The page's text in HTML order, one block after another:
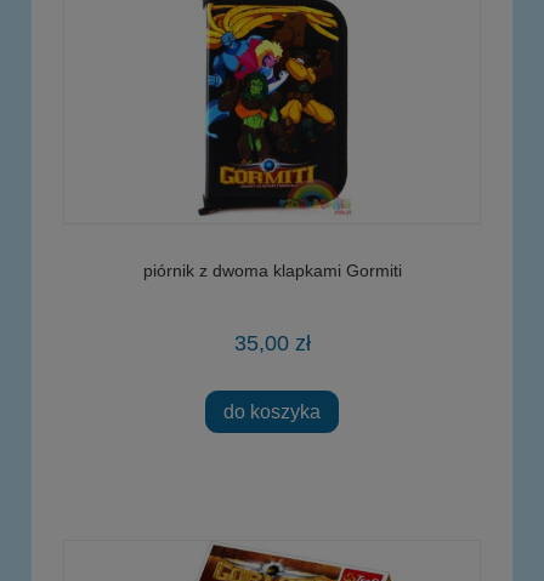
piórnik z dwoma klapkami Gormiti
35,00 zł
do koszyka